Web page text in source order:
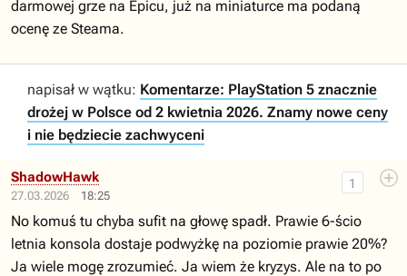
darmowej grze na Epicu, już na miniaturce ma podaną
ocenę ze Steama.
napisał w wątku: Komentarze: PlayStation 5 znacznie
drożej w Polsce od 2 kwietnia 2026. Znamy nowe ceny
i nie będziecie zachwyceni
27.03.2026 18:25
1
ShadowHawk
No komuś tu chyba sufit na głowę spadł. Prawie 6-ścio
letnia konsola dostaje podwyżkę na poziomie prawie 20%?
Ja wiele mogę zrozumieć. Ja wiem że kryzys. Ale na to po